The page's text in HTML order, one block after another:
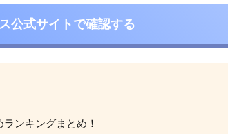
公式サイトで確認する
ランキングまとめ！